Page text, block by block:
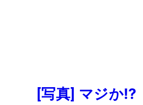
[写真] マジか⁉